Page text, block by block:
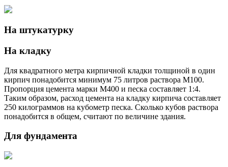
На штукатурку
На кладку
Для квадратного метра кирпичной кладки толщиной в один
кирпич понадобится минимум 75 литров раствора М100.
Пропорция цемента марки М400 и песка составляет 1:4.
Таким образом, расход цемента на кладку кирпича составляет
250 килограммов на кубометр песка. Сколько кубов раствора
понадобится в общем, считают по величине здания.
Для фундамента